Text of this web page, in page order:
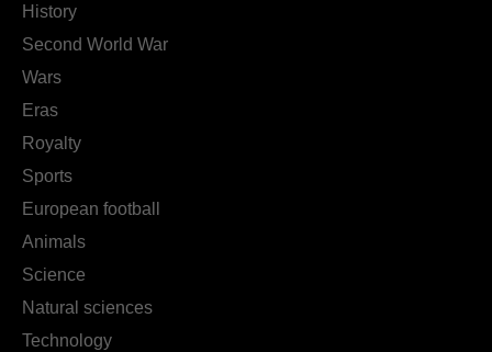
History
Second World War
Wars
Eras
Royalty
Sports
European football
Animals
Science
Natural sciences
Technology